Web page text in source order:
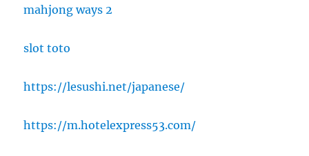
mahjong ways 2
slot toto
https://lesushi.net/japanese/
https://m.hotelexpress53.com/